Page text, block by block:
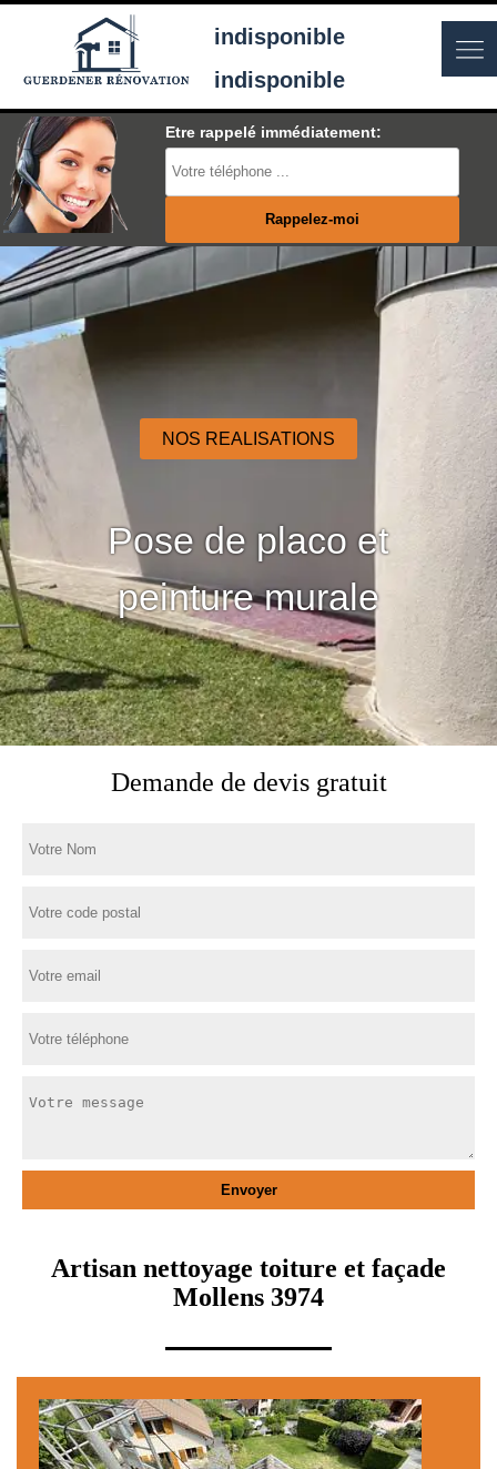
indisponible
indisponible
Etre rappelé immédiatement:
NOS REALISATIONS
Pose de placo et
peinture murale
Demande de devis gratuit
Artisan nettoyage toiture et façade
Mollens 3974